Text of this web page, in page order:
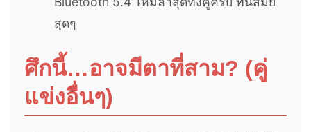
สุดๆ
ศึกนี้…อาจมีตาที่สาม? (คู่
แข่งอื่นๆ)